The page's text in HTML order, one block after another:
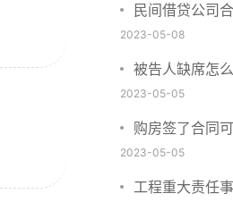
民间借贷公司
借贷需要符合哪
2023-05-08
被告人缺席怎
地怎么起诉?
2023-05-05
购房签了合同
定金不退该找谁
2023-05-05
工程重大责任